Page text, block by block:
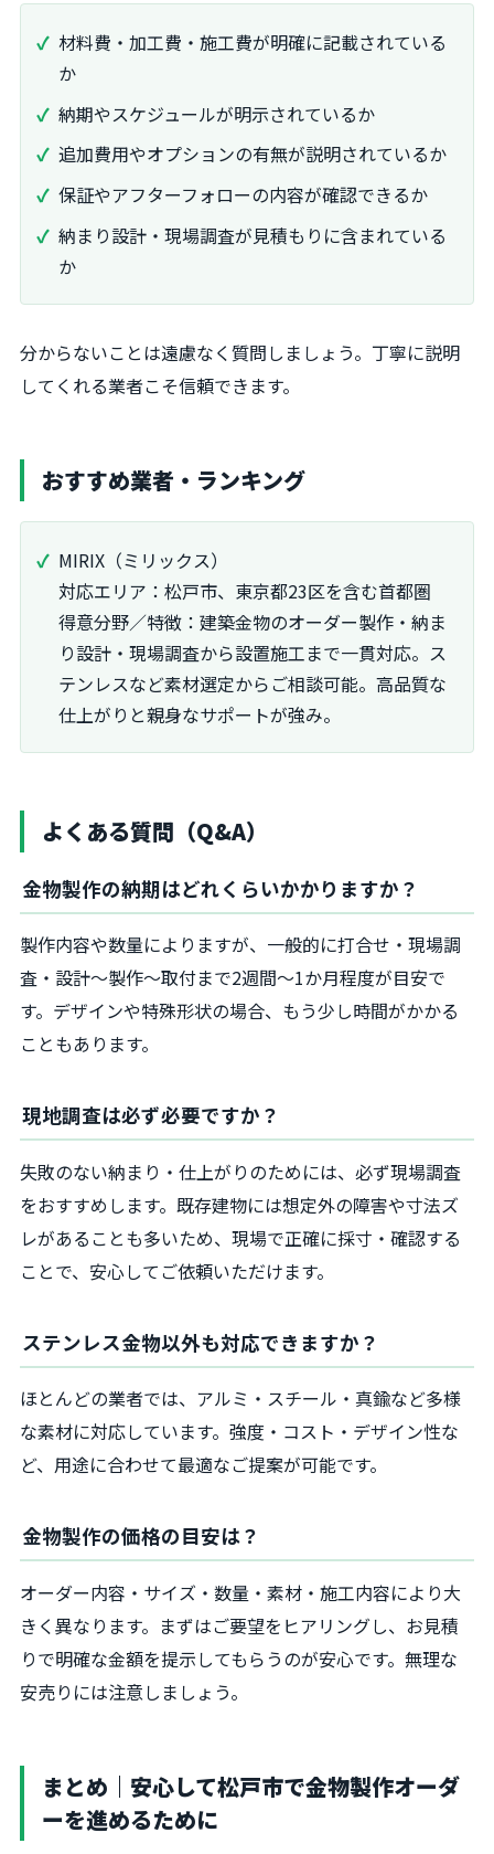
材料費・加工費・施工費が明確に記載されている
か
納期やスケジュールが明示されているか
追加費用やオプションの有無が説明されているか
保証やアフターフォローの内容が確認できるか
納まり設計・現場調査が見積もりに含まれている
か
分からないことは遠慮なく質問しましょう。丁寧に説明
してくれる業者こそ信頼できます。
おすすめ業者・ランキング
MIRIX（ミリックス）
対応エリア：松戸市、東京都23区を含む首都圏
得意分野／特徴：建築金物のオーダー製作・納ま
り設計・現場調査から設置施工まで一貫対応。ス
テンレスなど素材選定からご相談可能。高品質な
仕上がりと親身なサポートが強み。
よくある質問（Q&A）
金物製作の納期はどれくらいかかりますか？
製作内容や数量によりますが、一般的に打合せ・現場調
査・設計～製作～取付まで2週間～1か月程度が目安で
す。デザインや特殊形状の場合、もう少し時間がかかる
こともあります。
現地調査は必ず必要ですか？
失敗のない納まり・仕上がりのためには、必ず現場調査
をおすすめします。既存建物には想定外の障害や寸法ズ
レがあることも多いため、現場で正確に採寸・確認する
ことで、安心してご依頼いただけます。
ステンレス金物以外も対応できますか？
ほとんどの業者では、アルミ・スチール・真鍮など多様
な素材に対応しています。強度・コスト・デザイン性な
ど、用途に合わせて最適なご提案が可能です。
金物製作の価格の目安は？
オーダー内容・サイズ・数量・素材・施工内容により大
きく異なります。まずはご要望をヒアリングし、お見積
りで明確な金額を提示してもらうのが安心です。無理な
安売りには注意しましょう。
まとめ｜安心して松戸市で金物製作オーダ
ーを進めるために